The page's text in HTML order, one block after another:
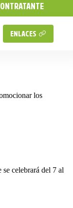
ENLACES
los
celebrará del 7 al